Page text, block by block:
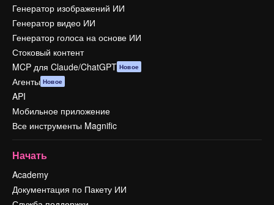
Генератор изображений ИИ
Генератор видео ИИ
Генератор голоса на основе ИИ
Стоковый контент
MCP для Claude/ChatGPT Новое
Агенты Новое
API
Мобильное приложение
Все инструменты Magnific
Начать
Academy
Документация по Пакету ИИ